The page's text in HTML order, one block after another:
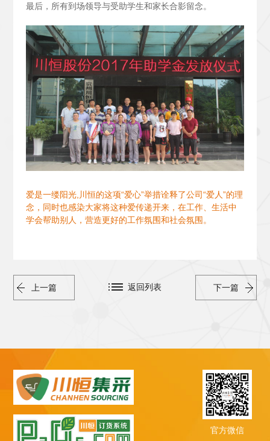
最后，所有到场领导与受助学生和家长合影留念。
爱是一缕阳光,川恒的这项“爱心”举措诠释了公司“爱人”的理
念，同时也感染大家将这种爱传递开来，在工作、生活中
学会帮助别人，营造更好的工作氛围和社会氛围。
上一篇 下一篇
返回列表
官方微信